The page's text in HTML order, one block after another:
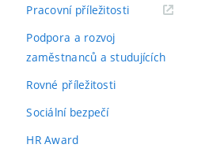
Pracovní příležitosti(externí
Podpora a rozvoj
zaměstnanců a studujících
Rovné příležitosti
Sociální bezpečí
HR Award